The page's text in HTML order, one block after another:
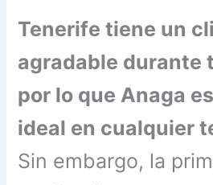
Tenerife tiene un
agradable durante
por lo que Anaga
ideal en cualquier
Sin embargo, la